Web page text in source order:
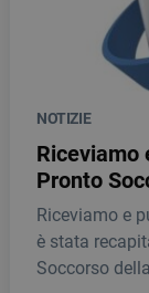
NOTIZIE
Riceviamo
Pronto
Riceviamo e
è stata
Soccorso